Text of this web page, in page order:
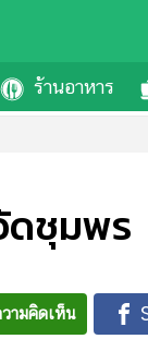
ร้านอาหาร
ดชุมพร
ามคิดเห็น